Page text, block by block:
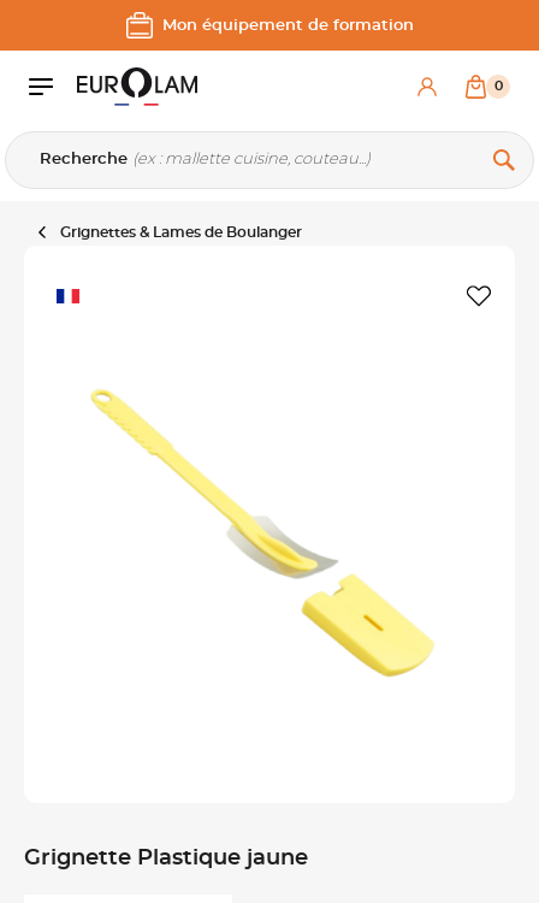
Aller au contenu
Aller à la navigation principale
Mon équipement de formation
Recherche
0
Grignettes & Lames de Boulanger
Grignette Plastique jaune